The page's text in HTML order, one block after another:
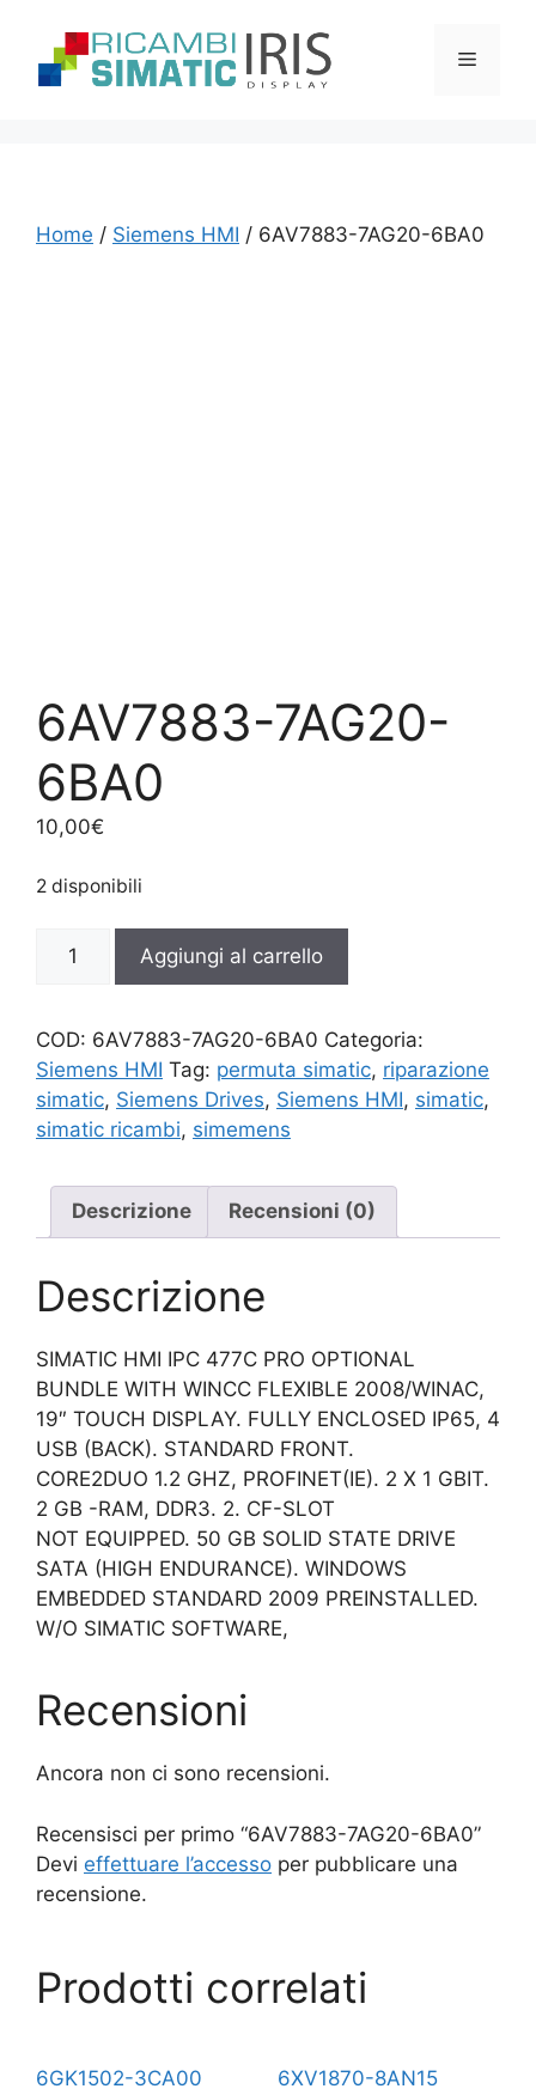
contenuto
Menu
Home / Siemens HMI / 6AV7883-7AG20-6BA0
6AV7883-7AG20-
6BA0
10,00€
2 disponibili
7AG20-
quantità
Aggiungi al carrello
COD: 6AV7883-7AG20-6BA0 Categoria:
Siemens HMI Tag: permuta simatic, riparazione
simatic, Siemens Drives, Siemens HMI, simatic,
simatic ricambi, simemens
Descrizione Recensioni (0)
Descrizione
SIMATIC HMI IPC 477C PRO OPTIONAL
BUNDLE WITH WINCC FLEXIBLE 2008/WINAC,
19″ TOUCH DISPLAY. FULLY ENCLOSED IP65, 4
USB (BACK). STANDARD FRONT.
CORE2DUO 1.2 GHZ, PROFINET(IE). 2 X 1 GBIT.
2 GB -RAM, DDR3. 2. CF-SLOT
NOT EQUIPPED. 50 GB SOLID STATE DRIVE
SATA (HIGH ENDURANCE). WINDOWS
EMBEDDED STANDARD 2009 PREINSTALLED.
W/O SIMATIC SOFTWARE,
Recensioni
Ancora non ci sono recensioni.
Recensisci per primo “6AV7883-7AG20-6BA0”
Devi effettuare l’accesso per pubblicare una
recensione.
Prodotti correlati
6GK1502-3CA00 6XV1870-8AN15